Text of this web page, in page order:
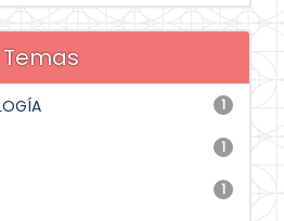
Temas
1
1
1